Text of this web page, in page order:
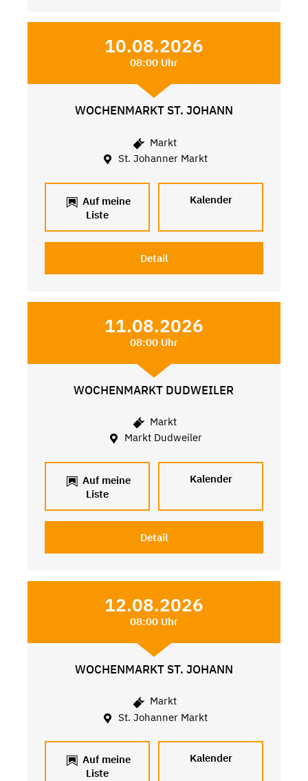
10.08.2026
08:00 Uhr
WOCHENMARKT ST. JOHANN
Markt
St. Johanner Markt
Auf meine
Liste
Kalender
Detail
11.08.2026
08:00 Uhr
WOCHENMARKT DUDWEILER
Markt
Markt Dudweiler
Auf meine
Liste
Kalender
Detail
12.08.2026
08:00 Uhr
WOCHENMARKT ST. JOHANN
Markt
St. Johanner Markt
Auf meine
Liste
Kalender